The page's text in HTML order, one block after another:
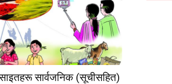
सार्वजनिक (सूचीसहित)